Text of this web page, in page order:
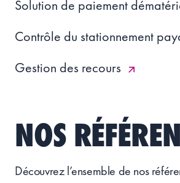
Solution de paiement
Contrôle du stationnement
Gestion des recours
NOS
Découvrezl’ensemble de nos